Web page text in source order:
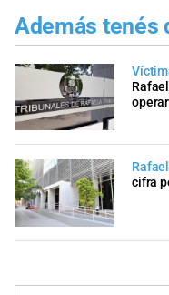
Además tenés
cifra